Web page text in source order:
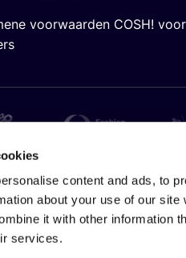
content and ads, to
about your use of our
it with other information
services.
voorwaarden COSH! voor